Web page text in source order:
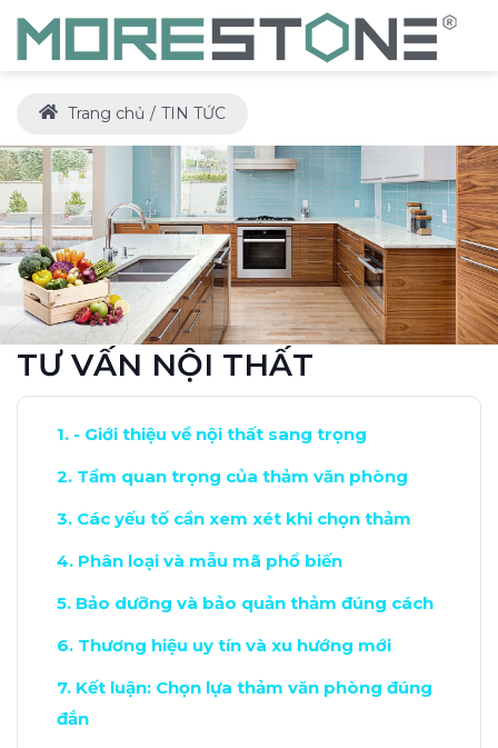
Trang chủ TIN TỨC
TƯ VẤN NỘI THẤT
- Giới thiệu về nội thất sang trọng
Tầm quan trọng của thảm văn phòng
Các yếu tố cần xem xét khi chọn thảm
Phân loại và mẫu mã phổ biến
Bảo dưỡng và bảo quản thảm đúng cách
Thương hiệu uy tín và xu hướng mới
Kết luận: Chọn lựa thảm văn phòng đúng
đắn